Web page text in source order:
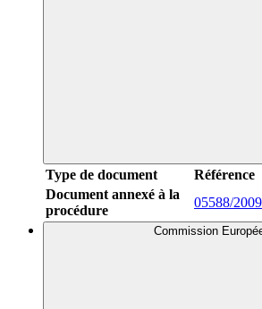
Type de document Référence
Document annexé à la
procédure
05588/2009
Commission